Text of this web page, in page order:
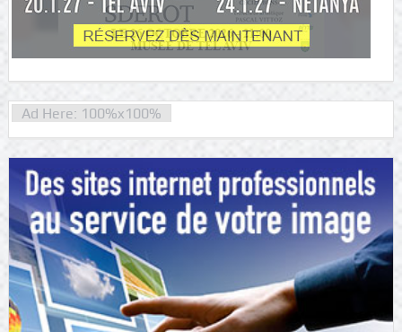
Ad Here: 100%x100%